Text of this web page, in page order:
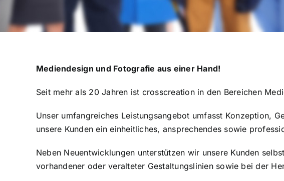
Mediendesign und Fotografie aus einer Hand!
Seit mehr als 20 Jahren ist crosscreation in den Bereichen
Unser umfangreiches Leistungsangebot umfasst Konzeption,
unsere Kunden ein einheitliches, ansprechendes sowie
Neben Neuentwicklungen unterstützen wir unsere Kunden
vorhandener oder veralteter Gestaltungslinien sowie bei der